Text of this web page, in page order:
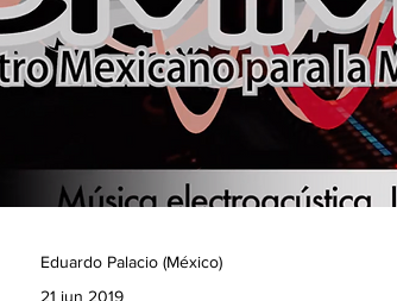
Eduardo Palacio (México)
21 jun 2019